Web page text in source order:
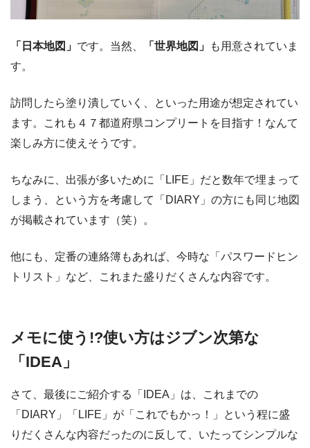
「日本地図」 です。当然、 「世界地図」
も用意されていま
す。
訪問したら塗り潰していく、といった用途が想定されてい
ます。これも４７都道府県コンプリートを目指す！なんて
楽しみ方に使えそうです。
ちなみに、出張が多いために「LIFE」だと数年で埋まって
しまう、という方を考慮して「DIARY」の方にも同じ地図
が掲載されています（笑）。
他にも、定番の連絡簿もあれば、今時な「パスワードヒン
トリスト」など、これまた盛りだくさんな内容です。
メモに使う!?使い方はジブン次第な
「IDEA」
さて、最後にご紹介する
「IDEA」は、これまでの
「DIARY」「LIFE」が「これでもかっ！」という程に盛
りだくさんな内容だったのに反して、いたってシンプルな